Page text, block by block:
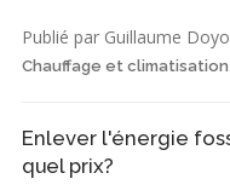
Publié par Guillaume
Chauffage et climatisation
Enlever l'énergie
quel prix?